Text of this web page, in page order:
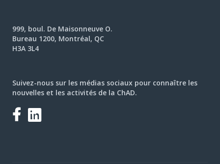
999, boul. De Maisonneuve O.
Bureau 1200, Montréal, QC
H3A 3L4
Suivez-nous sur les médias sociaux pour connaître les
nouvelles et les activités de la ChAD.
Facebook
LinkedIn